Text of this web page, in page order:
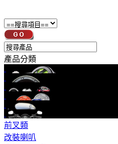
產品分類
前叉類
改裝喇叭